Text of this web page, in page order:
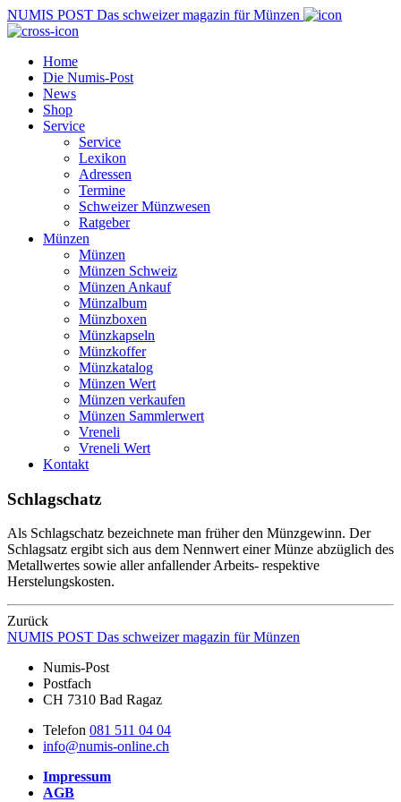
NUMIS POST Das schweizer magazin für Münzen
Home
Die Numis-Post
News
Shop
Service
Service
Lexikon
Adressen
Termine
Schweizer Münzwesen
Ratgeber
Münzen
Münzen
Münzen Schweiz
Münzen Ankauf
Münzalbum
Münzboxen
Münzkapseln
Münzkoffer
Münzkatalog
Münzen Wert
Münzen verkaufen
Münzen Sammlerwert
Vreneli
Vreneli Wert
Kontakt
Schlagschatz
Als Schlagschatz bezeichnete man früher den Münzgewinn. Der
Schlagsatz ergibt sich aus dem Nennwert einer Münze abzüglich des
Metallwertes sowie aller anfallender Arbeits- respektive
Herstelungskosten.
Zurück
NUMIS POST Das schweizer magazin für Münzen
Numis-Post
Postfach
CH 7310 Bad Ragaz
Telefon 081 511 04 04
info@numis-online.ch
Impressum
AGB